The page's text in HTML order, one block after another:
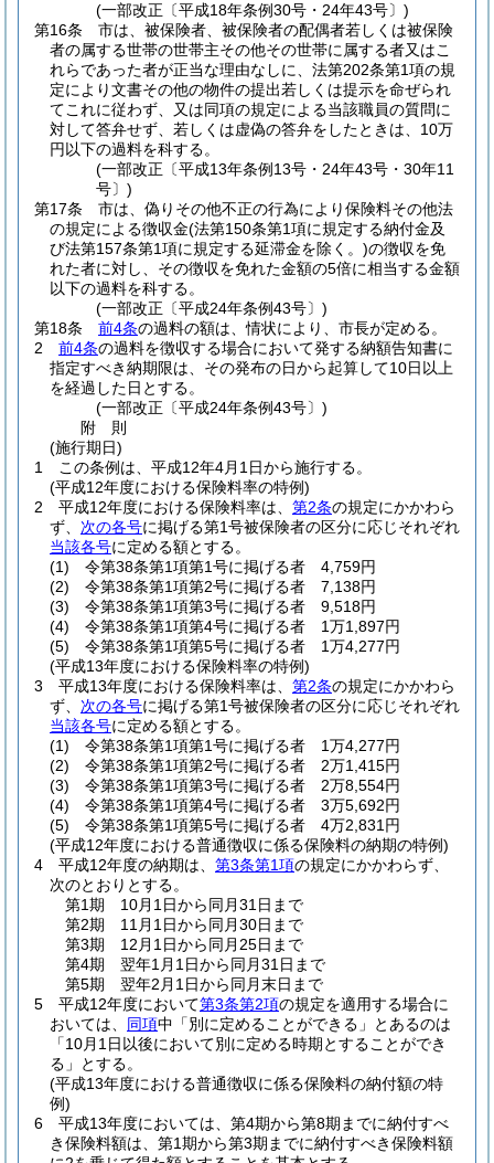
(一部改正〔平成18年条例30号・24年43号〕)
第16条
市は、被保険者、被保険者の配偶者若しくは被保険
者の属する世帯の世帯主その他その世帯に属する者又はこ
れらであった者が正当な理由なしに、法第202条第1項の規
定により文書その他の物件の提出若しくは提示を命ぜられ
てこれに従わず、又は同項の規定による当該職員の質問に
対して答弁せず、若しくは虚偽の答弁をしたときは、10万
円以下の過料を科する。
(一部改正〔平成13年条例13号・24年43号・30年11
号〕)
第17条
市は、偽りその他不正の行為により保険料その他法
の規定による徴収金(法第150条第1項に規定する納付金及
び法第157条第1項に規定する延滞金を除く。)の徴収を免
れた者に対し、その徴収を免れた金額の5倍に相当する金額
以下の過料を科する。
(一部改正〔平成24年条例43号〕)
第18条
前4条の過料の額は、情状により、市長が定める。
2
前4条の過料を徴収する場合において発する納額告知書に
指定すべき納期限は、その発布の日から起算して10日以上
を経過した日とする。
(一部改正〔平成24年条例43号〕)
附 則
(施行期日)
1
この条例は、平成12年4月1日から施行する。
(平成12年度における保険料率の特例)
2
平成12年度における保険料率は、 第2条の規定にかかわら
ず、 次の各号に掲げる第1号被保険者の区分に応じそれぞれ
当該各号に定める額とする。
(1)
令第38条第1項第1号に掲げる者 4,759円
(2)
令第38条第1項第2号に掲げる者 7,138円
(3)
令第38条第1項第3号に掲げる者 9,518円
(4)
令第38条第1項第4号に掲げる者 1万1,897円
(5)
令第38条第1項第5号に掲げる者 1万4,277円
(平成13年度における保険料率の特例)
3
平成13年度における保険料率は、 第2条の規定にかかわら
ず、 次の各号に掲げる第1号被保険者の区分に応じそれぞれ
当該各号に定める額とする。
(1)
令第38条第1項第1号に掲げる者 1万4,277円
(2)
令第38条第1項第2号に掲げる者 2万1,415円
(3)
令第38条第1項第3号に掲げる者 2万8,554円
(4)
令第38条第1項第4号に掲げる者 3万5,692円
(5)
令第38条第1項第5号に掲げる者 4万2,831円
(平成12年度における普通徴収に係る保険料の納期の特例)
4
平成12年度の納期は、 第3条第1項の規定にかかわらず、
次のとおりとする。
第1期 10月1日から同月31日まで
第2期 11月1日から同月30日まで
第3期 12月1日から同月25日まで
第4期 翌年1月1日から同月31日まで
第5期 翌年2月1日から同月末日まで
5
平成12年度において第3条第2項の規定を適用する場合に
おいては、 同項中「別に定めることができる」とあるのは
「10月1日以後において別に定める時期とすることができ
る」とする。
(平成13年度における普通徴収に係る保険料の納付額の特
例)
6
平成13年度においては、第4期から第8期までに納付すべ
き保険料額は、第1期から第3期までに納付すべき保険料額